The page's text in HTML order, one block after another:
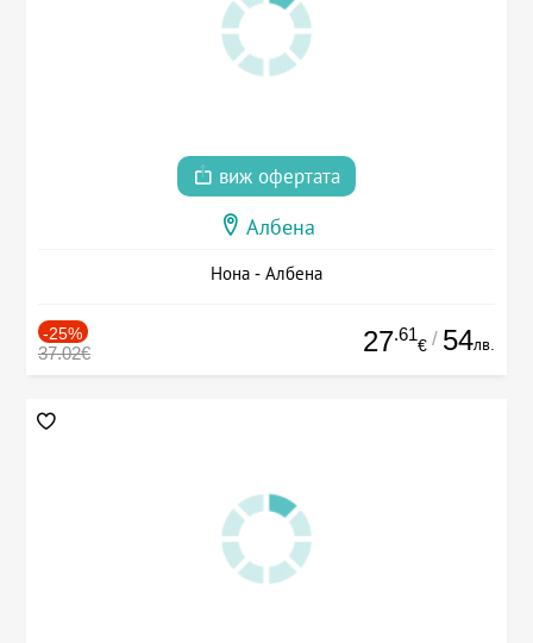
виж офертата
Албена
Нона - Албена
-25%
37.02€ 27.61
€ / 54лв.